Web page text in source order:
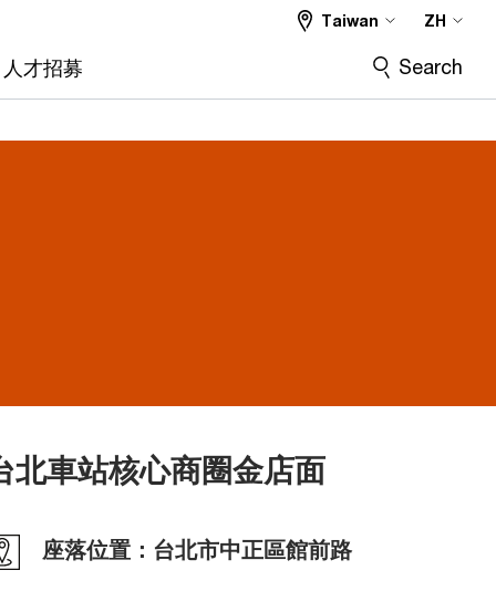
人才招募
Taiwan ZH
Search
北車站核心商圈金店面
座落位置：台北市中正區館前路